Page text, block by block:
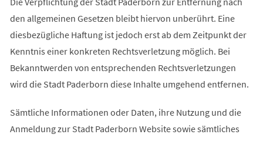
den allgemeinen Gesetzen bleibt hiervon unberührt. Eine
diesbezügliche Haftung ist jedoch erst ab dem Zeitpunkt der
Kenntnis einer konkreten Rechtsverletzung möglich. Bei
Bekanntwerden von entsprechenden Rechtsverletzungen
wird die Stadt Paderborn diese Inhalte umgehend entfernen.
Sämtliche Informationen oder Daten, ihre Nutzung und die
Anmeldung zur Stadt Paderborn Website sowie sämtliches